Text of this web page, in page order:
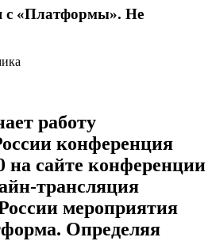
с «Платформы». Не
работу
конференция
на сайте конференции
трансляция
мероприятия
Определяя